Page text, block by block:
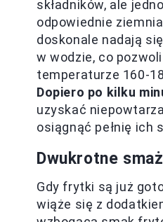
składników, ale
odpowiednie
doskonale nadają
w wodzie, co
temperaturze 160-
Dopiero po kilku
uzyskać
osiągnąć pełnię ich
Dwukrotne
Gdy frytki są już
wiąże się z